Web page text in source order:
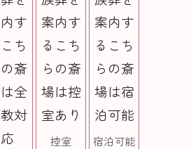
控室 宿泊可能